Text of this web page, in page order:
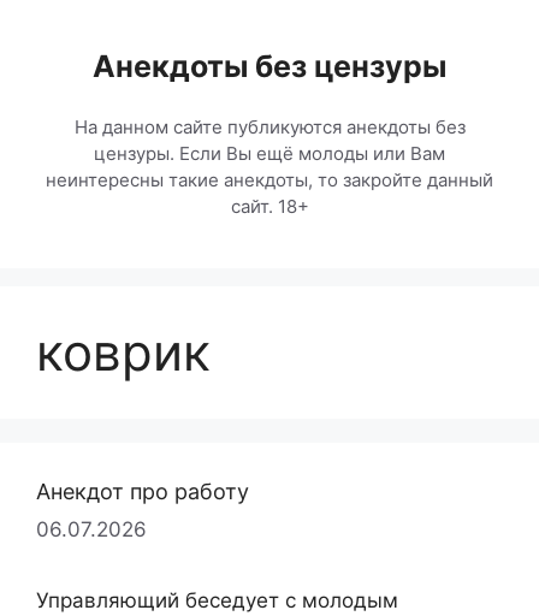
содержимомуАнекдоты без цензуры
На данном сайте публикуются анекдоты без
цензуры. Если Вы ещё молоды или Вам
неинтересны такие анекдоты, то закройте данный
сайт. 18+
коврик
Анекдот про работу
06.07.2026
Управляющий беседует с молодым